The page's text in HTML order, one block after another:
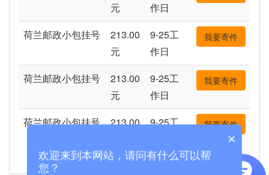
元
作日
荷兰邮政小包挂号
213.00
元
9-25工
作日
我要寄件
荷兰邮政小包挂号
213.00
元
9-25工
作日
我要寄件
荷兰邮政小包挂号
213.00
9-25工
我要寄件
×
欢迎来到本网站，请问有什么可以帮
您？